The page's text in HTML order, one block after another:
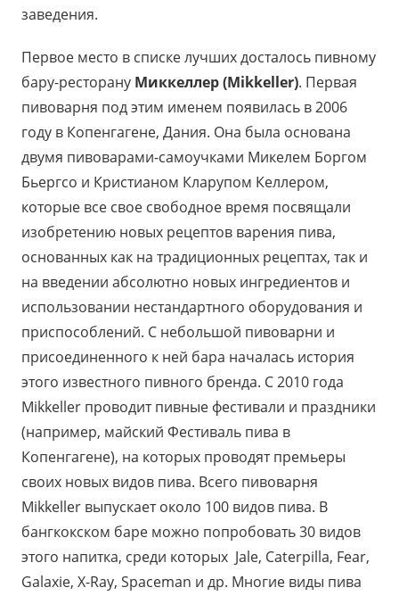
заведения.
Первое место в списке лучших досталось пивному
бару-ресторану Миккеллер (Mikkeller). Первая
пивоварня под этим именем появилась в 2006
году в Копенгагене, Дания. Она была основана
двумя пивоварами-самоучками Микелем Боргом
Бьергсо и Кристианом Кларупом Келлером,
которые все свое свободное время посвящали
изобретению новых рецептов варения пива,
основанных как на традиционных рецептах, так и
на введении абсолютно новых ингредиентов и
использовании нестандартного оборудования и
приспособлений. С небольшой пивоварни и
присоединенного к ней бара началась история
этого известного пивного бренда. С 2010 года
Mikkeller проводит пивные фестивали и праздники
(например, майский Фестиваль пива в
Копенгагене), на которых проводят премьеры
своих новых видов пива. Всего пивоварня
Mikkeller выпускает около 100 видов пива. В
бангкокском баре можно попробовать 30 видов
этого напитка, среди которых Jale, Caterpilla, Fear,
Galaxie, X-Ray, Spaceman и др. Многие виды пива